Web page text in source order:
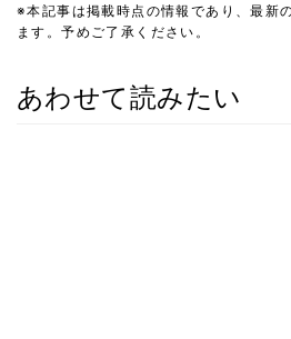
※本記事は掲載時点の情報であり、最新
ます。予めご了承ください。
あわせて読みたい